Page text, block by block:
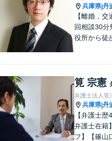
兵庫県|丹
【離婚，
回相談30分
役所から徒
モ無料。受
携可。
筧 宗憲
弁護士法人筧
兵庫県|丹
【弁護士
弁護士在籍
フ】【篠山